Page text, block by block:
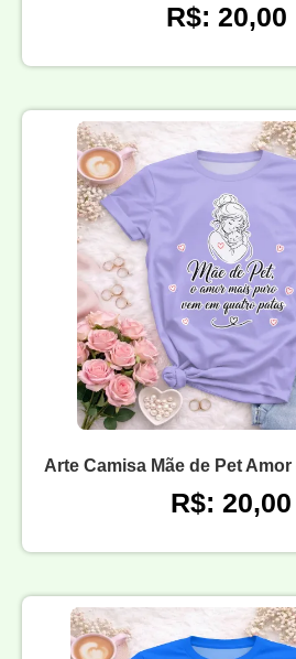
R$: 20,00
Arte Camisa Mãe de Pet
R$: 20,00